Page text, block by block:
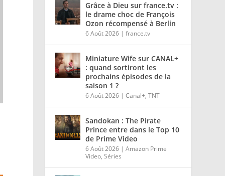
Grâce à Dieu sur france.tv :
le drame choc de François
Ozon récompensé à Berlin
6 Août 2026 |france.tv
Miniature Wife sur CANAL+
: quand sortiront les
prochains épisodes de la
saison 1 ?
6 Août 2026 |Canal+,TNT
Sandokan : The Pirate
Prince entre dans le Top 10
de Prime Video
6 Août 2026 |Amazon Prime
Video,Séries